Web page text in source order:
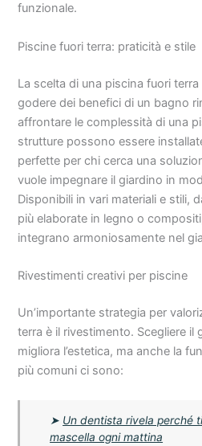
funzionale.
Piscine fuori terra: praticità e stile
La scelta di una piscina fuori
godere dei benefici di un bagno
affrontare le complessità di una
strutture possono essere
perfette per chi cerca una
vuole impegnare il giardino in
Disponibili in vari materiali e stili,
più elaborate in legno o
integrano armoniosamente nel
Rivestimenti creativi per piscine
Un’importante strategia per
terra è il rivestimento. Scegliere il
migliora l’estetica, ma anche la
più comuni ci sono:
➤ Un dentista rivela perché
mascella ogni mattina